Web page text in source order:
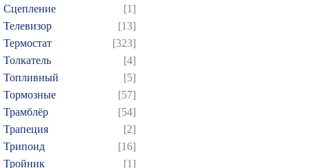
Сцепление
[1]
Телевизор
[13]
Термостат
[323]
Толкатель
[4]
Топливный
[5]
Тормозные
[57]
Трамблёр
[54]
Трапеция
[2]
Трипоид
[16]
Тройник
[1]